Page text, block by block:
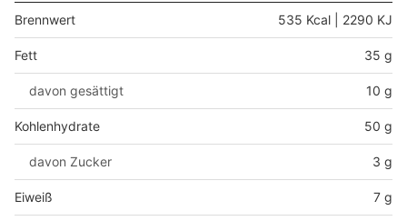
Brennwert 535 Kcal | 2290 KJ
Fett 35 g
davon gesättigt 10 g
Kohlenhydrate 50 g
davon Zucker 3 g
Eiweiß 7 g